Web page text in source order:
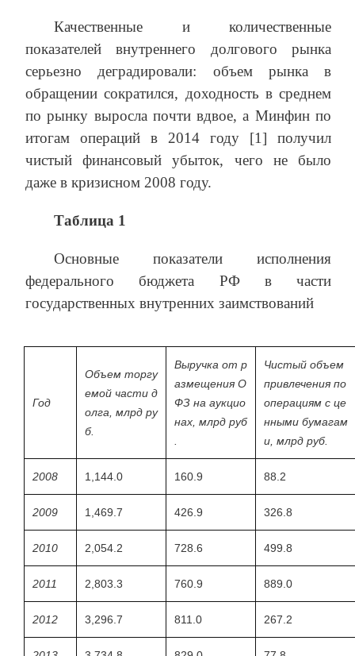
Качественные и количественные
показателей внутреннего долгового рынка
серьезно деградировали: объем рынка в
обращении сократился, доходность в среднем
по рынку выросла почти вдвое, а Минфин по
итогам операций в 2014 году [1] получил
чистый финансовый убыток, чего не было
даже в кризисном 2008 году.
Таблица 1
Основные показатели исполнения
федерального бюджета РФ в части
государственных внутренних заимствований
Год
Объем торгу
емой части д
олга, млрд ру
б.
Выручка от р
азмещения О
ФЗ на аукцио
нах, млрд руб
.
Чистый объем
привлечения по
операциям с це
нными бумагам
и, млрд руб.
2008 1,144.0 160.9 88.2
2009 1,469.7 426.9 326.8
2010 2,054.2 728.6 499.8
2011 2,803.3 760.9 889.0
2012 3,296.7 811.0 267.2